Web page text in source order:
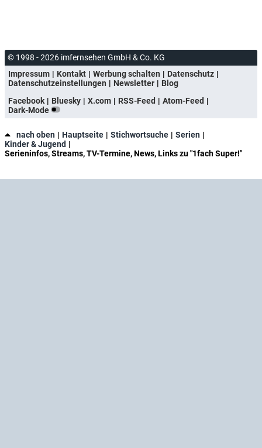
© 1998 - 2026 imfernsehen GmbH & Co. KG
Impressum
Kontakt Werbung schalten
Datenschutz
Datenschutzeinstellungen
Newsletter
Blog
Facebook
Bluesky X.com RSS-Feed
Atom-Feed
Dark-Mode
nach oben Hauptseite Stichwortsuche
Serien
Kinder & Jugend
Serieninfos, Streams, TV-Termine, News, Links zu "1fach Super!"